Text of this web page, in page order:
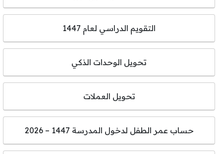
التقويم الدراسي لعام 1447
تحويل الوحدات الذكي
تحويل العملات
حساب عمر الطفل لدخول المدرسة 1447 – 2026